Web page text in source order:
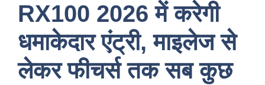
RX100 2026 में करेगी
धमाकेदार एंट्री, माइलेज से
लेकर फीचर्स तक सब कुछ